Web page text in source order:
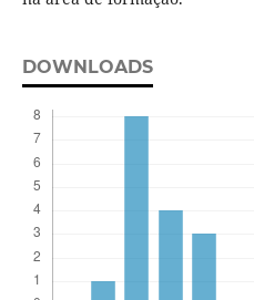
DOWNLOADS